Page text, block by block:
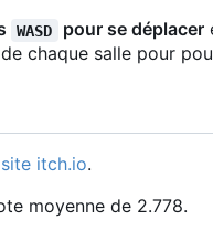
WASD pour se déplacer
chaque salle pour
itch.io.
moyenne de 2.778.